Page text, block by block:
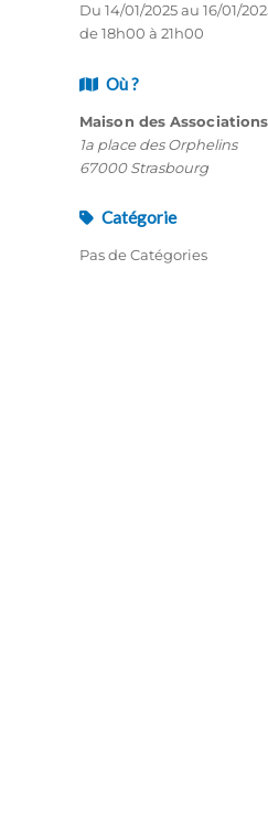
Du 14/01/2025 au 16/01/
de 18h00 à 21h00
Où ?
Maison des Associations
1a place des Orphelins
67000 Strasbourg
Catégorie
Pas de Catégories